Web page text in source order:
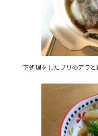
下処理をしたブリのアラと